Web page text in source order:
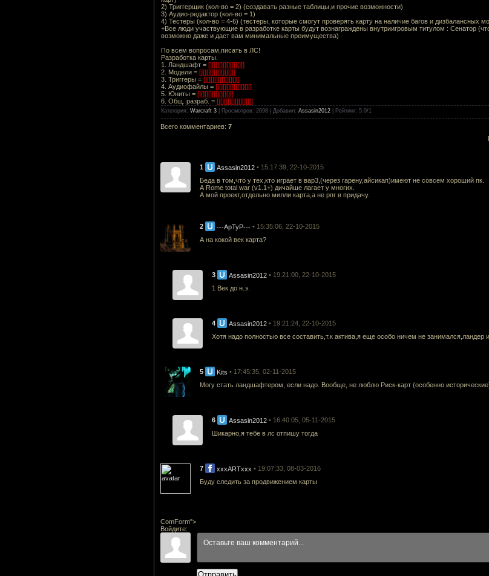
2) Триггерщик (кол-во = 2) (создавать разные таблицы,и прочие возможности)
3) Аудио-редактор (кол-во = 1)
4) Тестеры (кол-во = 4-6) (тестеры, которые смогут проверять карту на наличие багов и дизбалансных
+Все люди участвующие в разработке карты будут вознаграждены внутриигровым титулом : Сенатор
возможно даже и даст вам минимальные преимущества)
По всем вопросам,писать в ЛС!
Разработка карты.
1. Ландшафт = [][][][][][][][][][]
2. Модели = [][][][][][][][][][]
3. Триггеры = [][][][][][][][][][]
4. Аудиофайлы = [][][][][][][][][][]
5. Юниты = [][][][][][][][][][]
6. Общ. разраб. = [][][][][][][][][][]
Категория: Warcraft 3 Просмотров: 2698 | Добавил: Assasin2012 Рейтинг: 5.0/1
Всего комментариев: 7
1 Assasin2012 • 15:17:39, 22-10-2015
Беда в том,что у тех,кто играет в вар3,(через гарену,айсикап)имеют не совсем хороший пк.
А Rome total war (v1.1+) дичайше лагает у многих.
А мой проект,отдельно милли карта,а не рпг в придачу.
2 ---АрТуР--- • 15:35:06, 22-10-2015
А на кокой век карта?
3 Assasin2012 • 19:21:00, 22-10-2015
1 Век до н.э.
4 Assasin2012 • 19:21:24, 22-10-2015
Хотя надо полностью все составить,т.к актива,я еще особо ничем не занимался,ландер
5 Kits • 17:45:35, 02-11-2015
Могу стать ландшафтером, если надо. Вообще, не люблю Риск-карт (особенно
6 Assasin2012 • 16:40:05, 05-11-2015
Шикарно,я тебе в лс отпишу тогда
7 xxxARTxxx • 19:07:33, 08-03-2016
Буду следить за продвижением карты
ComForm">
Войдите: